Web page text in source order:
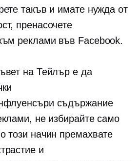
такъв и имате нужда от
пренасочете
реклами във Facebook.
на Тейлър е да
съдържание
не избирайте само
този начин премахвате
и